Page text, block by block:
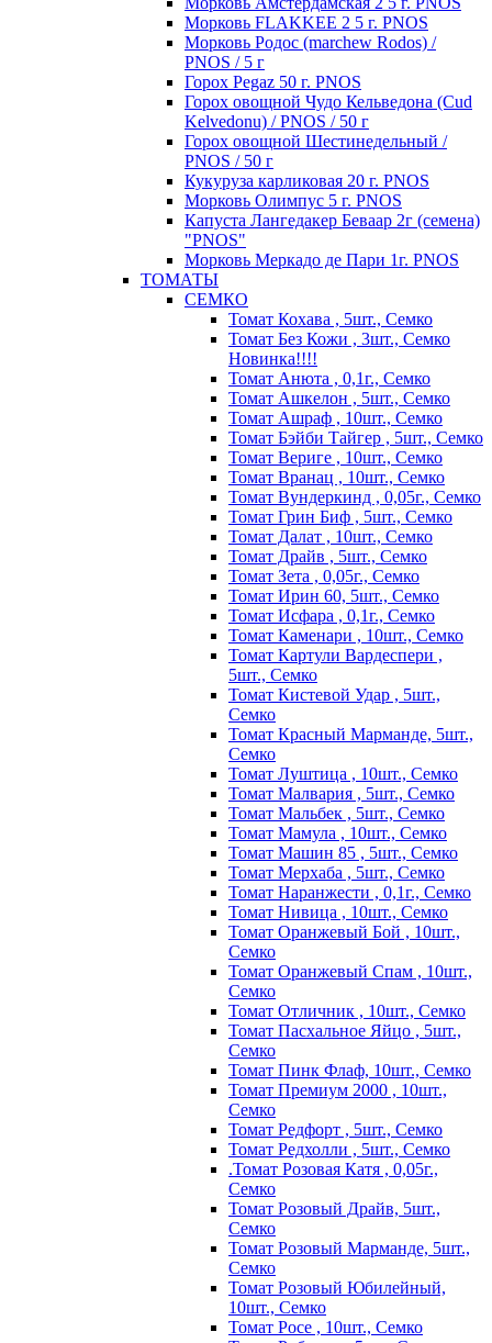
Морковь FLAKKEE 2 5 г. PNOS
Морковь Родос (marchew Rodos) /
PNOS / 5 г
Горох Pegaz 50 г. PNOS
Горох овощной Чудо Кельведона (Cud
Kelvedonu) / PNOS / 50 г
Горох овощной Шестинедельный /
PNOS / 50 г
Кукуруза карликовая 20 г. PNOS
Морковь Олимпус 5 г. PNOS
Капуста Лангедакер Беваар 2г (семена)
"PNOS"
Морковь Меркадо де Пари 1г. PNOS
ТОМАТЫ
СЕМКО
Томат Кохава , 5шт., Семко
Томат Без Кожи , 3шт., Семко
Новинка!!!!
Томат Анюта , 0,1г., Семко
Томат Ашкелон , 5шт., Семко
Томат Ашраф , 10шт., Семко
Томат Бэйби Тайгер , 5шт., Семко
Томат Вериге , 10шт., Семко
Томат Вранац , 10шт., Семко
Томат Вундеркинд , 0,05г., Семко
Томат Грин Биф , 5шт., Семко
Томат Далат , 10шт., Семко
Томат Драйв , 5шт., Семко
Томат Зета , 0,05г., Семко
Томат Ирин 60, 5шт., Семко
Томат Исфара , 0,1г., Семко
Томат Каменари , 10шт., Семко
Томат Картули Вардеспери ,
5шт., Семко
Томат Кистевой Удар , 5шт.,
Семко
Томат Красный Марманде, 5шт.,
Семко
Томат Луштица , 10шт., Семко
Томат Малвария , 5шт., Семко
Томат Мальбек , 5шт., Семко
Томат Мамула , 10шт., Семко
Томат Машин 85 , 5шт., Семко
Томат Мерхаба , 5шт., Семко
Томат Наранжести , 0,1г., Семко
Томат Нивица , 10шт., Семко
Томат Оранжевый Бой , 10шт.,
Семко
Томат Оранжевый Спам , 10шт.,
Семко
Томат Отличник , 10шт., Семко
Томат Пасхальное Яйцо , 5шт.,
Семко
Томат Пинк Флаф, 10шт., Семко
Томат Премиум 2000 , 10шт.,
Семко
Томат Редфорт , 5шт., Семко
Томат Редхолли , 5шт., Семко
.Томат Розовая Катя , 0,05г.,
Семко
Томат Розовый Драйв, 5шт.,
Семко
Томат Розовый Марманде, 5шт.,
Семко
Томат Розовый Юбилейный,
10шт., Семко
Томат Росе , 10шт., Семко